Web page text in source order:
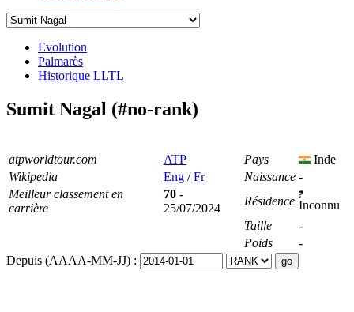
Evolution
Palmarès
Historique LLTL
Sumit Nagal (#no-rank)
atpworldtour.com ATP Pays
Inde
Wikipedia
Eng /Fr Naissance -
Meilleur classement en
carrière
70 -
25/07/2024
Résidence Inconnu
Taille
-
Poids
-
Depuis (AAAA-MM-JJ) :